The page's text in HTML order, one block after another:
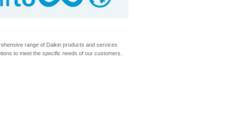
range of Daikin products and services
to meet the specific needs of our customers.